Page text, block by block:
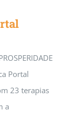
Portal
23 terapias
a